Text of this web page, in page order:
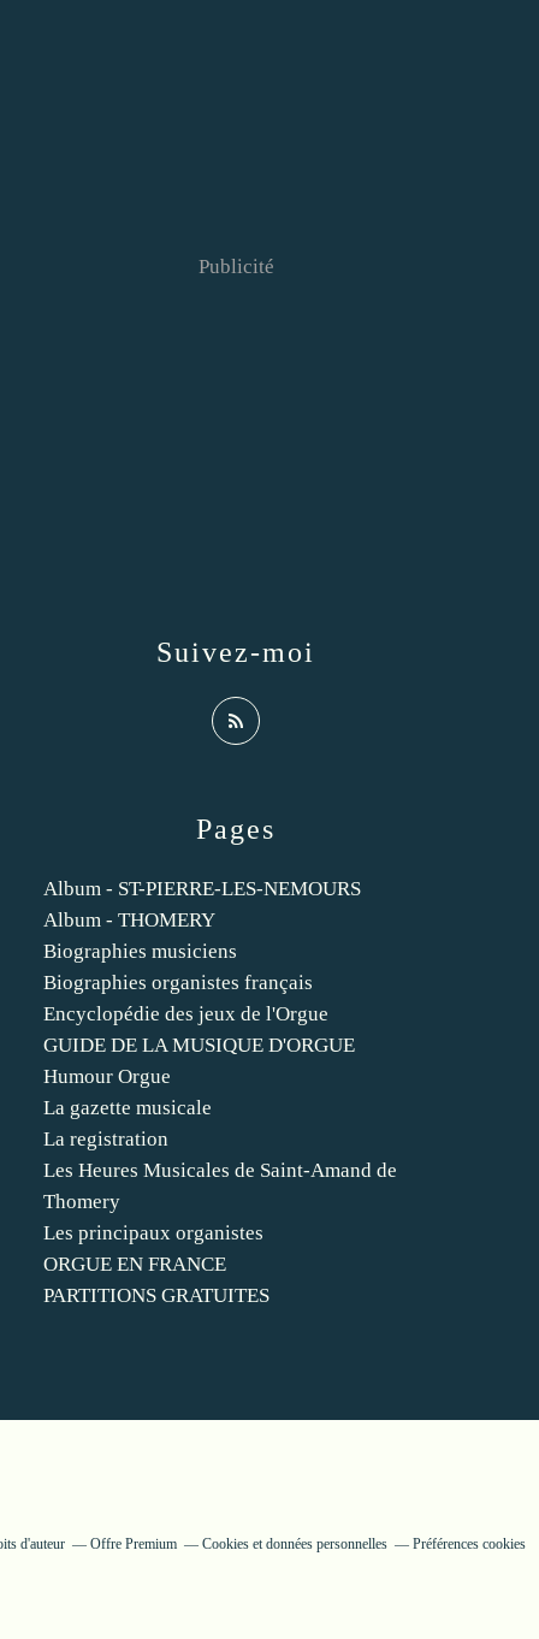
Pages
Album - ST-PIERRE-LES-NEMOURS
Album - THOMERY
Biographies musiciens
Biographies organistes français
Encyclopédie des jeux de l'Orgue
GUIDE DE LA MUSIQUE D'ORGUE
Humour Orgue
La gazette musicale
La registration
Les Heures Musicales de Saint-Amand de
Thomery
Les principaux organistes
ORGUE EN FRANCE
PARTITIONS GRATUITES
Suivez-moi
Publicité
d'auteur Offre Premium Cookies et données personnelles Préférences cookies